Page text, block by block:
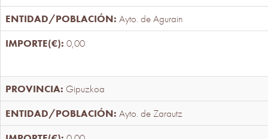
Ayto. de Agurain
0,00
Gipuzkoa
Ayto. de Zarautz